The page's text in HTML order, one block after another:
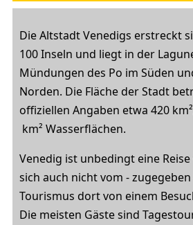
Die Altstadt Venedigs erstreckt
100 Inseln und liegt in der
Mündungen des Po im Süden
Norden. Die Fläche der Stadt
offiziellen Angaben etwa 420
km² Wasserflächen.
Venedig ist unbedingt eine
sich auch nicht vom -
Tourismus dort von einem
Die meisten Gäste sind